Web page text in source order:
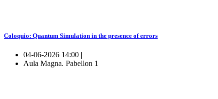
Coloquio: Quantum Simulation in the presence of errors
04-06-2026 14:00 |
Aula Magna. Pabellon 1